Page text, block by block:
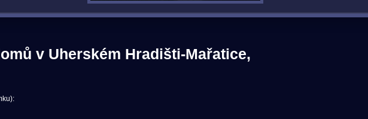
v Uherském Hradišti-Mařatice,